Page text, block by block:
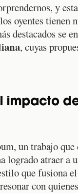
y
oyentes tienen
destacados se
, cuyas
impacto
un trabajo
atraer a
que fusiona
con